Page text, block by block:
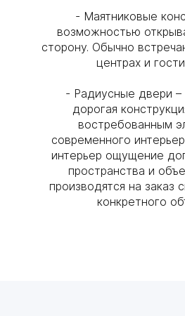
- Маятниковые
возможностью
сторону. Обычно
центрах и
- Радиусные двери –
дорогая
востребованным
современного
интерьер ощущение
пространства и
производятся на заказ
конкретного